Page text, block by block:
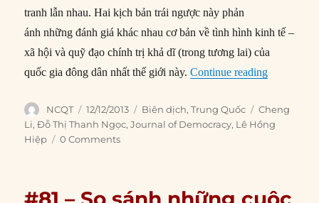
tranh lẫn nhau. Hai kịch bản trái ngược này phản
ánh những đánh giá khác nhau cơ bản về tình hình kinh tế –
xã hội và quỹ đạo chính trị khả dĩ (trong tương lai) của
quốc gia đông dân nhất thế giới này.Continue reading“#95 –
Author
NCQT
Posted
on
12/12/2013 Categories
Biên dịch,Trung Quốc Tags
Cheng
Li,Đỗ Thị Thanh Ngọc,Journal of Democracy, Lê Hồng
Hiệp
0 Comments